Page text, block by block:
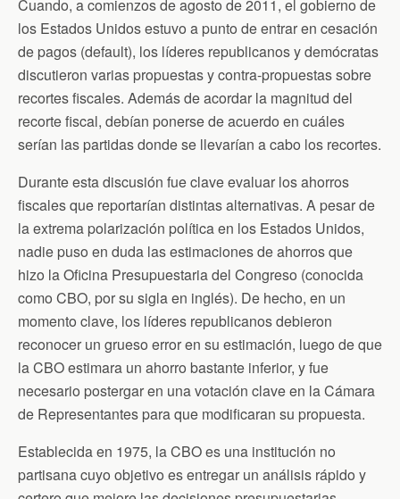
Cuando, a comienzos de agosto de 2011, el gobierno de
los Estados Unidos estuvo a punto de entrar en cesación
de pagos (default), los líderes republicanos y demócratas
discutieron varias propuestas y contra-propuestas sobre
recortes fiscales. Además de acordar la magnitud del
recorte fiscal, debían ponerse de acuerdo en cuáles
serían las partidas donde se llevarían a cabo los recortes.
Durante esta discusión fue clave evaluar los ahorros
fiscales que reportarían distintas alternativas. A pesar de
la extrema polarización política en los Estados Unidos,
nadie puso en duda las estimaciones de ahorros que
hizo la Oficina Presupuestaria del Congreso (conocida
como CBO, por su sigla en inglés). De hecho, en un
momento clave, los líderes republicanos debieron
reconocer un grueso error en su estimación, luego de que
la CBO estimara un ahorro bastante inferior, y fue
necesario postergar en una votación clave en la Cámara
de Representantes para que modificaran su propuesta.
Establecida en 1975, la CBO es una institución no
partisana cuyo objetivo es entregar un análisis rápido y